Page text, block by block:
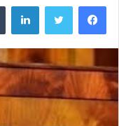
فيسبوك لينكدإن